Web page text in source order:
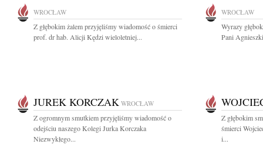
WROCŁAW
Z głębokim żalem przyjęliśmy wiadomość o śmierci
prof. dr hab. Alicji Kędzi wieloletniej...
WROCŁAW
Wyrazy
Pani
JUREK KORCZAK WROCŁAW
Z ogromnym smutkiem przyjęliśmy wiadomość o
odejściu naszego Kolegi Jurka Korczaka
Niezwykłego...
Z głębokim
śmierci
i...